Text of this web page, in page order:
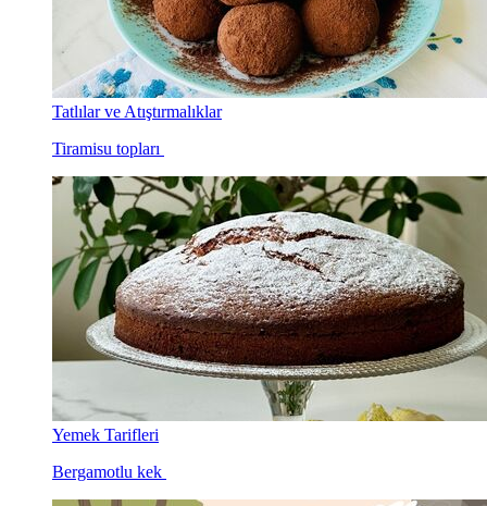
Tatlılar ve Atıştırmalıklar
Tiramisu topları
Yemek Tarifleri
Bergamotlu kek